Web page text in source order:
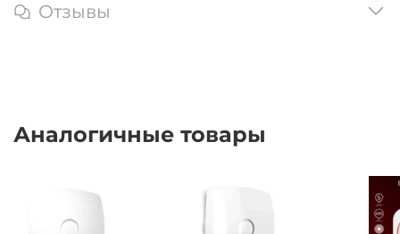
Отзывы
Аналогичные товары